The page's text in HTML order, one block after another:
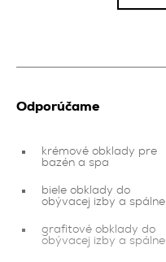
Odporúčame
krémové obklady pre
bazén a spa
biele obklady do
obývacej izby a spálne
grafitové obklady do
obývacej izby a spálne